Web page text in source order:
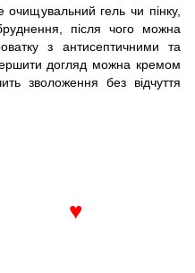
очищувальний гель чи пінку,
після чого можна
з антисептичними та
догляд можна кремом
зволоження без відчуття